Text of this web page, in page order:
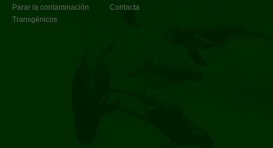
Parar la contaminación
Transgénicos
Contacta